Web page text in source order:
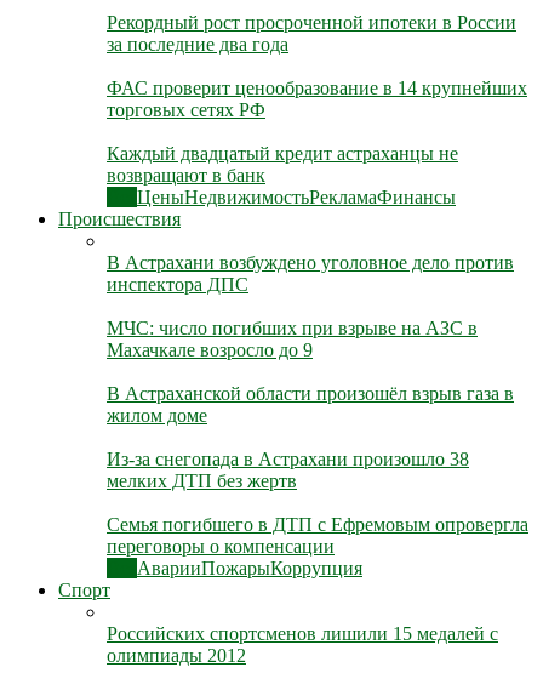
Рекордный рост просроченной ипотеки в России
за последние два года
ФАС проверит ценообразование в 14 крупнейших
торговых сетях РФ
Каждый двадцатый кредит астраханцы не
возвращают в банк
ЦеныНедвижимостьРекламаФинансы
Происшествия
В Астрахани возбуждено уголовное дело против
инспектора ДПС
МЧС: число погибших при взрыве на АЗС в
Махачкале возросло до 9
В Астраханской области произошёл взрыв газа в
жилом доме
Из-за снегопада в Астрахани произошло 38
мелких ДТП без жертв
Семья погибшего в ДТП с Ефремовым опровергла
переговоры о компенсации
АварииПожарыКоррупция
Спорт
Российских спортсменов лишили 15 медалей с
олимпиады 2012